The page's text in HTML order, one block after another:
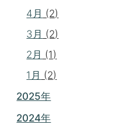
4月 (2)
3月 (2)
2月 (1)
1月 (2)
2025年
2024年